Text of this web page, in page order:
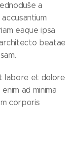
a
eaque ipsa
beatae
labore et dolore
ad minima
corporis